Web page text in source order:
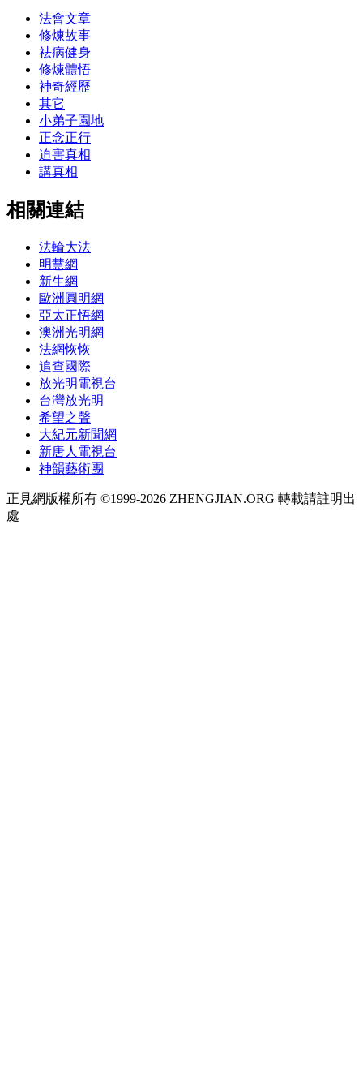
法會文章
修煉故事
祛病健身
修煉體悟
神奇經歷
其它
小弟子園地
正念正行
迫害真相
講真相
相關連結
法輪大法
明慧網
新生網
歐洲圓明網
亞太正悟網
澳洲光明網
法網恢恢
追查國際
放光明電視台
台灣放光明
希望之聲
大紀元新聞網
新唐人電視台
神韻藝術團
正見網版權所有 ©1999-2026 ZHENGJIAN.ORG 轉載請註明出
處